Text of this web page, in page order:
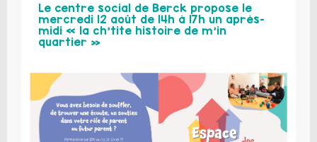
Le centre social de Berck propose le
mercredi 12 août de 14h à 17h un après-
midi « la ch’tite histoire de m’in
quartier »